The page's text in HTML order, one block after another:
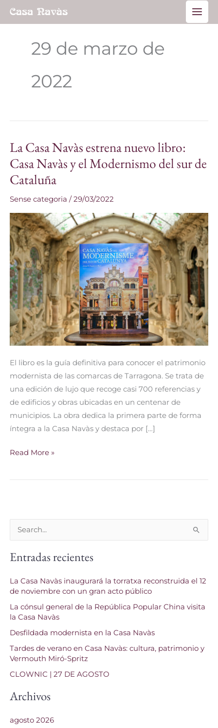
Main
29 de marzo de
2022
La Casa Navàs estrena nuevo libro:
Casa Navàs y el Modernismo del sur de
Cataluña
Sense categoria /29/03/2022
El libro es la guía definitiva para conocer el patrimonio
modernista de las comarcas de Tarragona. Se trata de
una edición de lujo que recoge casi 700 referencias y
de edificios y obras ubicadas en un centenar de
municipios. La obra dedica la primera parte de forma
íntegra a la Casa Navàs y destaca por […]
La
Casa
Navàs
estrena
nuevo
libro:
Casa
Navàs
y
el
Modernismo
del
sur
de
Cataluña
Read More »
s
a
r
p
o
r
:
Entradas recientes
La Casa Navàs inaugurará la torratxa reconstruida el 12
de noviembre con un gran acto público
La cónsul general de la República Popular China visita
la Casa Navàs
Desfildada modernista en la Casa Navàs
Tardes de verano en Casa Navàs: cultura, patrimonio y
Vermouth Miró-Spritz
CLOWNIC | 27 DE AGOSTO
Archivos
agosto 2026